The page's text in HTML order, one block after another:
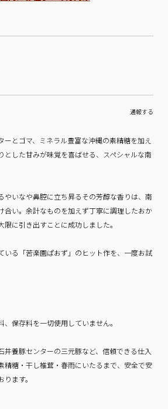
通報する
ーとゴマ、ミネラル豊富な沖縄の素精糖を加え
とした甘みが味覚を喜ばせる、スペシャルな南
やいなや鼻腔に立ち昇るその芳醇な香りは、南
合い。余計なものを加えず丁寧に調理したおか
に引き出すことに成功しました。
いる「苦楽園ぱおず」のヒット作を、一度お試
保存料を一切使用していません。
井養豚センターの三元豚など、信頼できる仕入
精糖・干し椎茸・春雨にいたるまで、安全で安
ます。